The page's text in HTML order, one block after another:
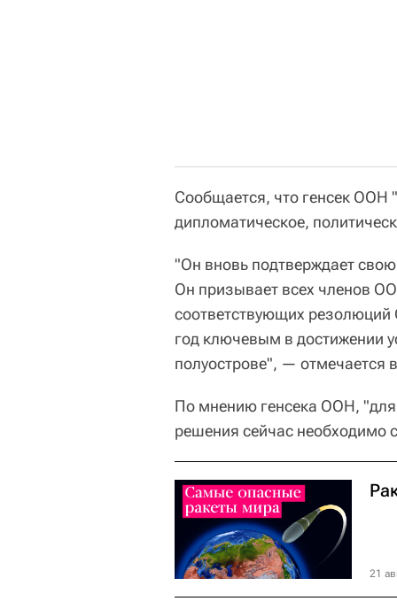
Сообщается, что генсек ООН
дипломатическое,
"Он вновь подтверждает
Он призывает всех членов
соответствующих резолюций
год ключевым в достижении
полуострове", — отмечается
По мнению генсека ООН,
решения сейчас необходимо
21